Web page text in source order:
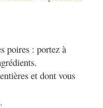
poires : portez à
et dont vous